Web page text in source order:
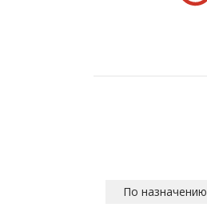
По назначению